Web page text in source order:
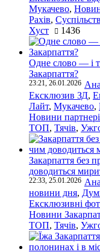
Мукачево,
Рахів,
Хуст
1436
Одне слово — і
Закарпаття?
23:21, 26.01.2026
Ексклюзив ЗД,
Лайт, Мукачево,
Новини
ТОП, Тячів,
Закарпаття без
доводиться
22:33, 25.01.2026
новини дня,
Ексклюзивні
Новини
ТОП, Тячів,